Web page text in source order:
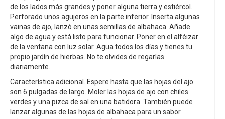
de los lados más grandes y poner alguna tierra y estiércol.
Perforado unos agujeros en la parte inferior. Inserta algunas
vainas de ajo, lanzó en unas semillas de albahaca. Añade
algo de agua y está listo para funcionar. Poner en el alféizar
de la ventana con luz solar. Agua todos los días y tienes tu
propio jardín de hierbas. No te olvides de regarlas
diariamente.
Característica adicional. Espere hasta que las hojas del ajo
son 6 pulgadas de largo. Moler las hojas de ajo con chiles
verdes y una pizca de sal en una batidora. También puede
lanzar algunas de las hojas de albahaca para un sabor